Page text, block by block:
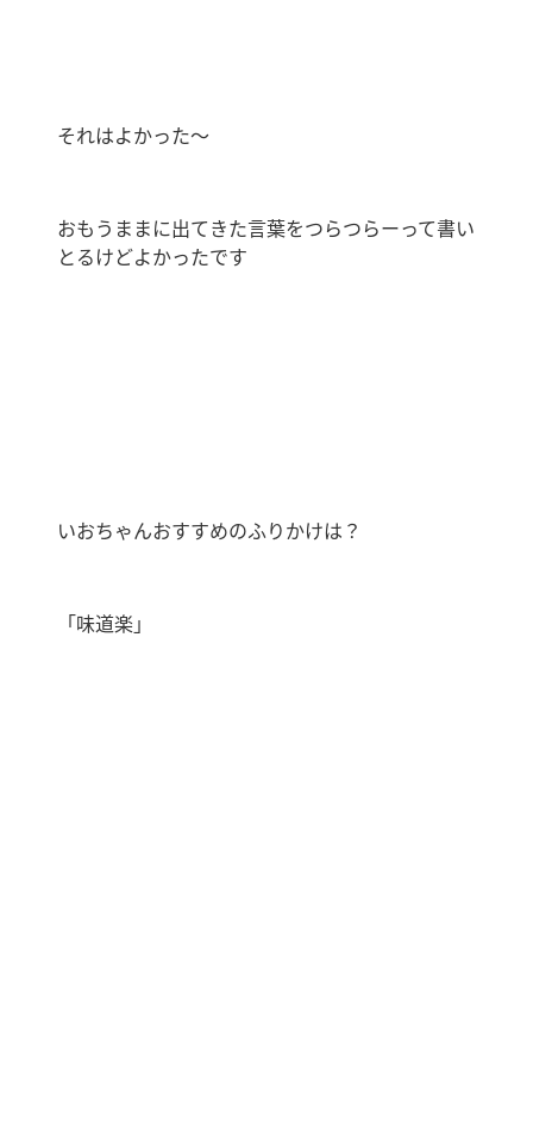
それはよかった〜
おもうままに出てきた言葉をつらつらーって書い
とるけどよかったです
いおちゃんおすすめのふりかけは？
「味道楽」